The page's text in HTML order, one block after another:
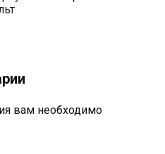
вам необходимо